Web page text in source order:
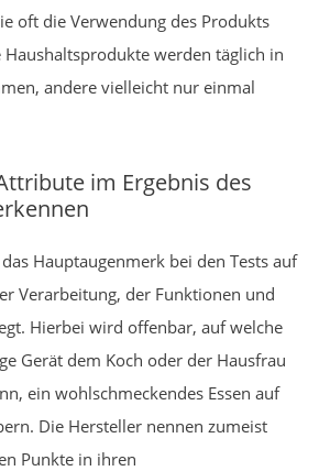
oft die Verwendung des Produkts
Haushaltsprodukte werden täglich in
andere vielleicht nur einmal
im Ergebnis des
Hauptaugenmerk bei den Tests auf
Verarbeitung, der Funktionen und
Hierbei wird offenbar, auf welche
Gerät dem Koch oder der Hausfrau
ein wohlschmeckendes Essen auf
Die Hersteller nennen zumeist
Punkte in ihren